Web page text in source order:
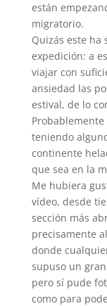
están
migratorio.
Quizás este ha
expedición: a
viajar con
ansiedad las
estival, de lo
teniendo
continente
que sea en la
Me hubiera
vídeo, desde
sección más
precisamente
donde
supuso un
pero sí pude
como para